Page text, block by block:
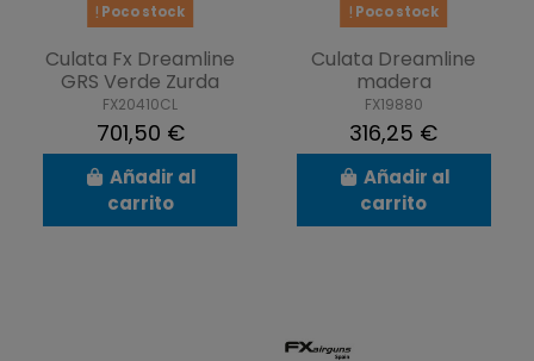
Poco stock
Culata Fx Dreamline
GRS Verde Zurda
FX20410CL
701,50 €
Añadir al
carrito
Poco stock
Culata Dreamline
madera
FX19880
316,25 €
Añadir al
carrito